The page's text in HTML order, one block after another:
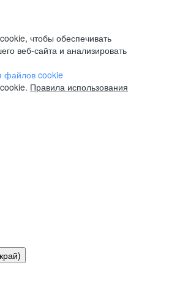
чтобы обеспечивать
веб-сайта и анализировать
файлов cookie
Правила использования